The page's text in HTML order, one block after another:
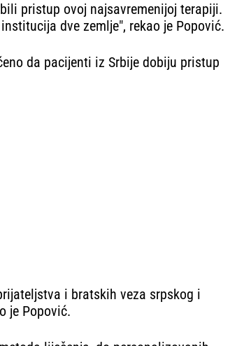
pristup ovoj najsavremenijoj terapiji.
dve zemlje", rekao je Popović.
da pacijenti iz Srbije dobiju pristup
i bratskih veza srpskog i
je Popović.